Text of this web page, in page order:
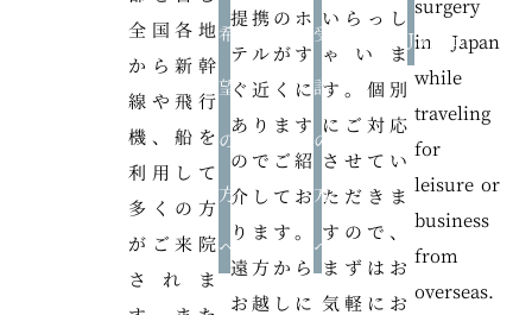
全国各地
から新幹
線や飛行
機、船を
利用して
多くの方
がご来院
されま
希
望
の
方
へ
提携のホ
テルがす
ぐ近くに
あります
のでご紹
介してお
ります。
遠方から
お越しに
受
診
の
方
へ
いらっし
ゃいま
す。個別
にご対応
させてい
ただきま
すので、
まずはお
気軽にお
Japan
surgery
in Japan
while
traveling
for
leisure or
business
from
overseas.